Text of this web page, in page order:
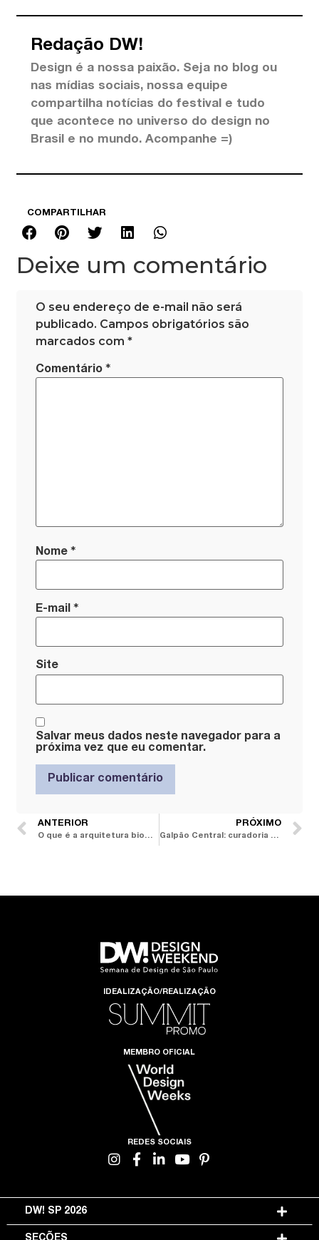
Redação DW!
Design é a nossa paixão. Seja no blog ou
nas mídias sociais, nossa equipe
compartilha notícias do festival e tudo
que acontece no universo do design no
Brasil e no mundo. Acompanhe =)
COMPARTILHAR
Deixe um comentário
O seu endereço de e-mail não será
publicado. Campos obrigatórios são
marcados com*
Comentário*
Nome*
E-mail*
Site
Salvar meus dados neste navegador para a
próxima vez que eu comentar.
ANTERIOR
O que é a arquitetura biomimética e por quê este tema merece seu interesse agora e no futuro
PRÓXIMO
Galpão Central: curadoria plural de arte e design brasileiros em espaço ressignificado na Barra Funda
IDEALIZAÇÃO/REALIZAÇÃO
MEMBRO OFICIAL
REDES SOCIAIS
DW! SP 2026